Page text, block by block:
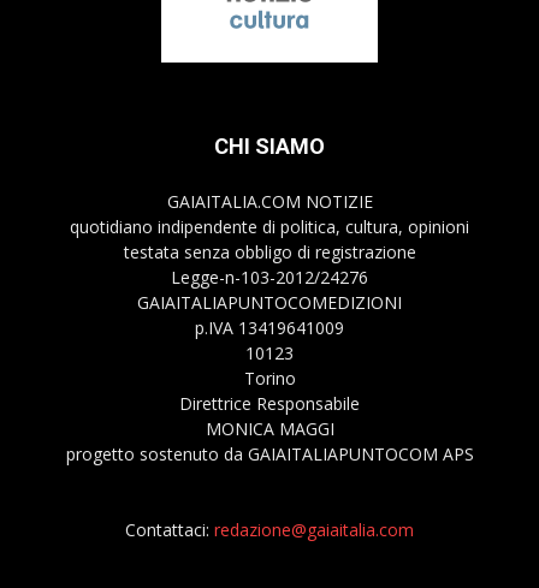
CHI SIAMO
GAIAITALIA.COM NOTIZIE
quotidiano indipendente di politica, cultura, opinioni
testata senza obbligo di registrazione
Legge-n-103-2012/24276
GAIAITALIAPUNTOCOMEDIZIONI
p.IVA 13419641009
10123
Torino
Direttrice Responsabile
MONICA MAGGI
progetto sostenuto da GAIAITALIAPUNTOCOM APS
Contattaci: redazione@gaiaitalia.com